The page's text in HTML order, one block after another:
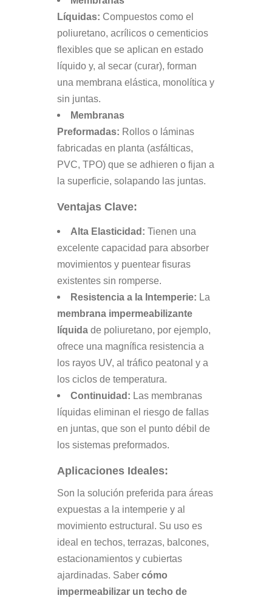
Líquidas: Compuestos como el
poliuretano, acrílicos o cementicios
flexibles que se aplican en estado
líquido y, al secar (curar), forman
una membrana elástica, monolítica y
sin juntas.
Membranas
Preformadas: Rollos o láminas
fabricadas en planta (asfálticas,
PVC, TPO) que se adhieren o fijan a
la superficie, solapando las juntas.
Ventajas Clave:
Alta Elasticidad: Tienen una
excelente capacidad para absorber
movimientos y puentear fisuras
existentes sin romperse.
Resistencia a la Intemperie: La
membrana impermeabilizante
líquida de poliuretano, por ejemplo,
ofrece una magnífica resistencia a
los rayos UV, al tráfico peatonal y a
los ciclos de temperatura.
Continuidad: Las membranas
líquidas eliminan el riesgo de fallas
en juntas, que son el punto débil de
los sistemas preformados.
Aplicaciones Ideales:
Son la solución preferida para áreas
expuestas a la intemperie y al
movimiento estructural. Su uso es
ideal en techos, terrazas, balcones,
estacionamientos y cubiertas
ajardinadas. Saber cómo
impermeabilizar un techo de